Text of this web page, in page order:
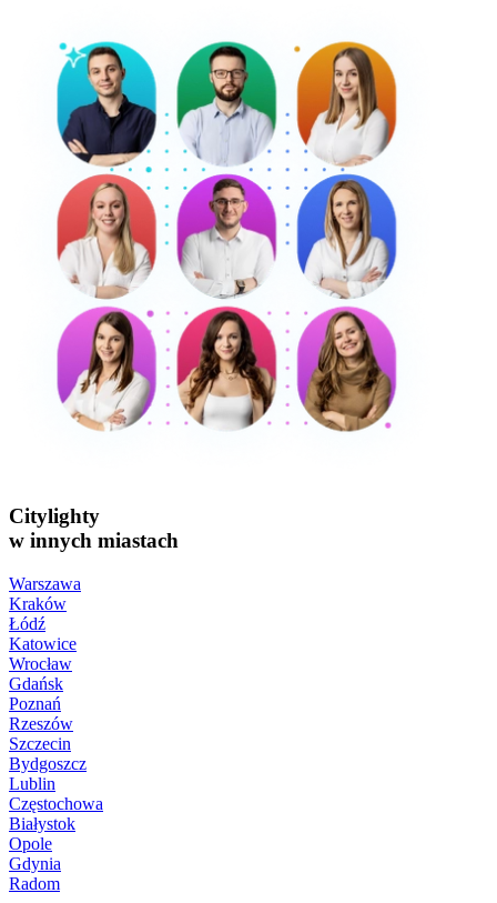
Citylighty
w innych miastach
Warszawa
Kraków
Łódź
Katowice
Wrocław
Gdańsk
Poznań
Rzeszów
Szczecin
Bydgoszcz
Lublin
Częstochowa
Białystok
Opole
Gdynia
Radom